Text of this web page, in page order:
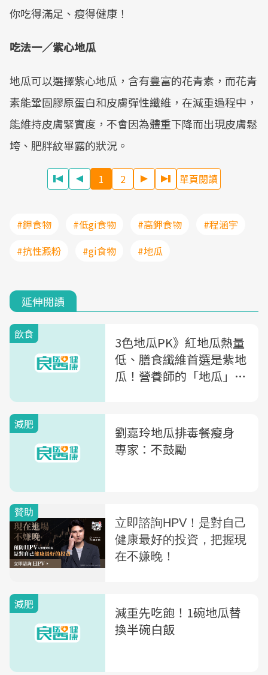
你吃得滿足、瘦得健康！
吃法一／紫心地瓜
地瓜可以選擇紫心地瓜，含有豐富的花青素，而花青
素能鞏固膠原蛋白和皮膚彈性纖維，在減重過程中，
能維持皮膚緊實度，不會因為體重下降而出現皮膚鬆
垮、肥胖紋畢露的狀況。
1 2 單頁閱讀
#鉀食物 #低gi食物 #高鉀食物
#程涵宇
#抗性澱粉
#gi食物 #地瓜
延伸閱讀
飲食
3色地瓜PK》紅地瓜熱量
低、膳食纖維首選是紫地
瓜！營養師的「地瓜」超
減肥
劉嘉玲地瓜排毒餐瘦身
專家：不鼓勵
減肥
減重先吃飽！1碗地瓜替
換半碗白飯